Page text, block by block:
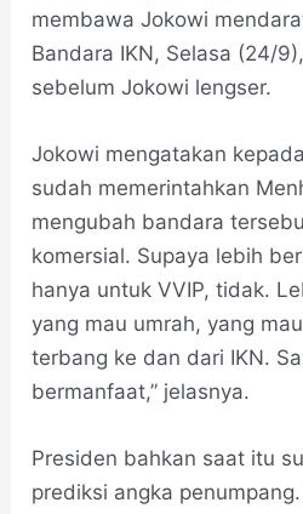
membawa Jokowi
Bandara IKN, Selasa (24/
sebelum Jokowi lengser.
Jokowi mengatakan
sudah memerintahkan
mengubah bandara
komersial. Supaya lebih
hanya untuk VVIP, tidak.
yang mau umrah, yang
terbang ke dan dari IKN.
bermanfaat,” jelasnya.
Presiden bahkan saat itu
prediksi angka